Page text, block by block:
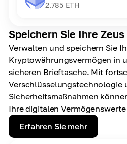
Speichern Sie Ihre
Verwalten und speichern Sie
Kryptowährungsvermögen in
sicheren Brieftasche. Mit
Verschlüsselungstechnologie
Sicherheitsmaßnahmen
Ihre digitalen
Erfahren Sie mehr
2.785 ETH